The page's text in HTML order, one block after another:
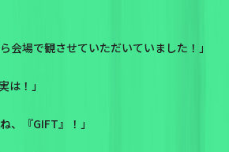
会場で観させていただいていました！」
は！」
、『GIFT』！」